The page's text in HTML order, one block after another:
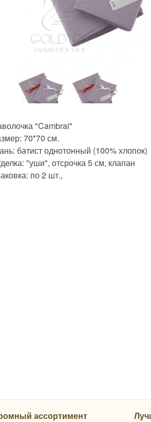
"Cambrai"
70*70 см.
батист однотонный (100% хлопок)
"уши", отсрочка 5 см, клапан
по 2 шт.,
ассортимент